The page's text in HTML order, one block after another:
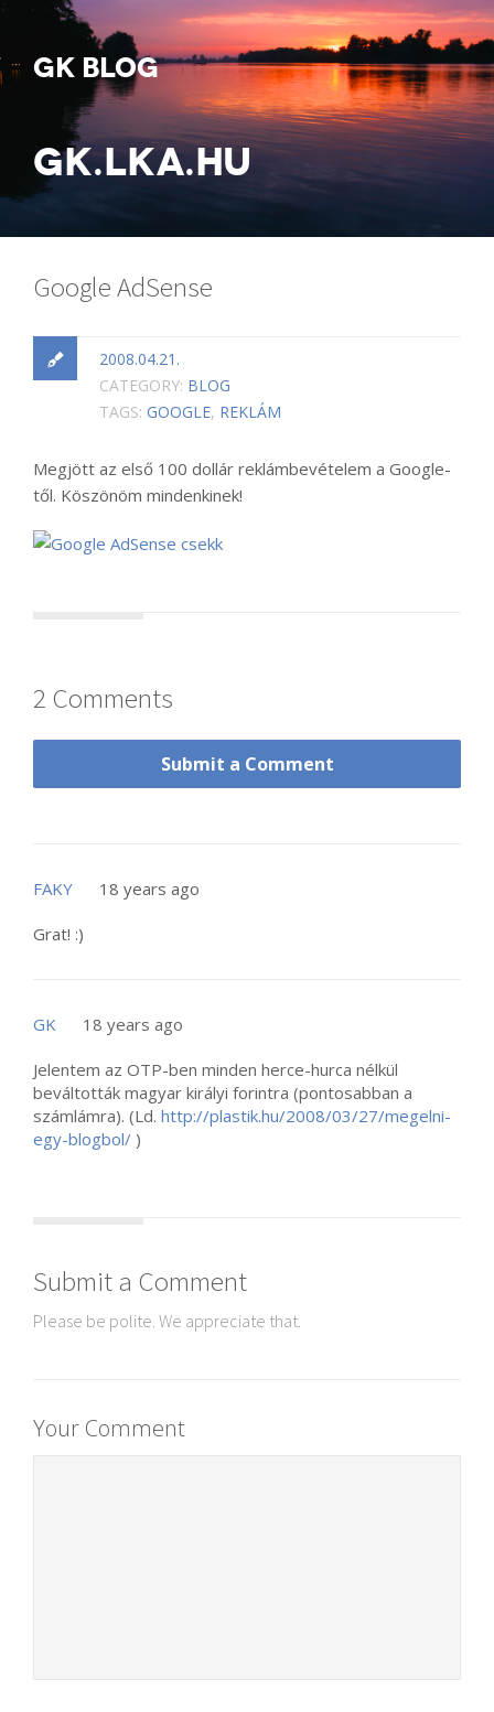
GK BLOG
GK.LKA.HU
Google AdSense
2008.04.21.
CATEGORY: BLOG
TAGS: GOOGLE, REKLÁM
Megjött az első 100 dollár reklámbevételem a Google-
től. Köszönöm mindenkinek!
2 Comments
Submit a Comment
FAKY 18 years ago
Grat! :)
GK 18 years ago
Jelentem az OTP-ben minden herce-hurca nélkül
beváltották magyar királyi forintra (pontosabban a
számlámra). (Ld. http://plastik.hu/2008/03/27/megelni-
egy-blogbol/ )
Submit a Comment
Please be polite. We appreciate that.
Your Comment